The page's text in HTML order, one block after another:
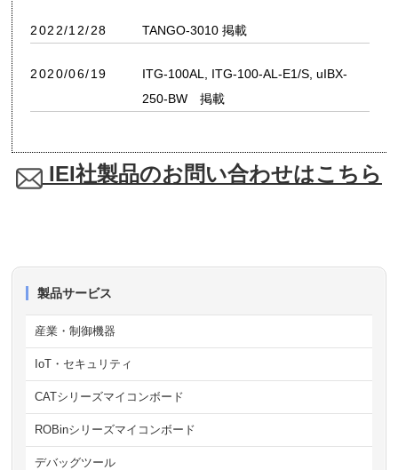
2022/12/28 TANGO-3010 掲載
2020/06/19
ITG-100AL, ITG-100-AL-E1/S, uIBX-
250-BW 掲載
IEI社製品のお問い合わせはこちら
製品サービス
産業・制御機器
IoT・セキュリティ
CATシリーズマイコンボード
ROBinシリーズマイコンボード
デバッグツール